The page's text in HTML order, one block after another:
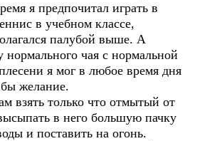
я предпочитал играть в
в учебном классе,
палубой выше. А
чая с нормальной
я мог в любое время дня
желание.
взять только что отмытый от
в него большую пачку
и поставить на огонь.